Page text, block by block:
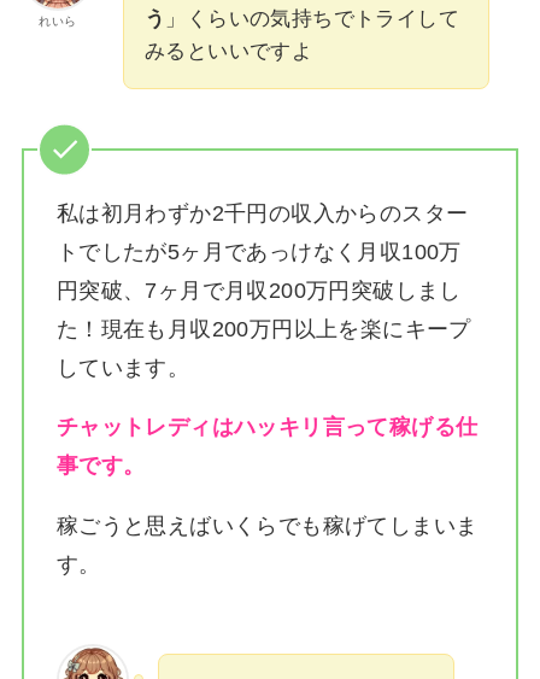
れいら
う 」くらいの気持ちでトライして
みるといいですよ
私は初月わずか2千円の収入からのスター
トでしたが5ヶ月であっけなく月収100万
円突破、7ヶ月で月収200万円突破しまし
た！ 現在も月収200万円以上を楽にキープ
しています。
チャットレディはハッキリ言って稼げる仕
事です。
稼ごうと思えばいくらでも稼げてしまいま
す。